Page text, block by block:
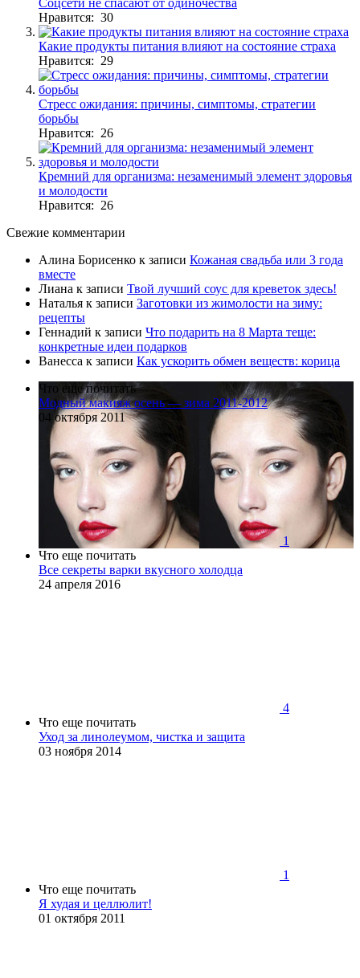
Нравится: 30
Какие продукты питания влияют на состояние страха
Нравится: 29
Стресс ожидания: причины, симптомы, стратегии
борьбы
Нравится: 26
Кремний для организма: незаменимый элемент здоровья
и молодости
Нравится: 26
Свежие комментарии
Алина Борисенко к записи Кожаная свадьба или 3 года
вместе
Лиана к записи Твой лучший соус для креветок здесь!
Наталья к записи Заготовки из жимолости на зиму:
рецепты
Геннадий к записи Что подарить на 8 Марта теще:
конкретные идеи подарков
Ванесса к записи Как ускорить обмен веществ: корица
Что еще почитать
Модный макияж осень — зима 2011-2012
04 октября 2011
1
Что еще почитать
Все секреты варки вкусного холодца
24 апреля 2016
4
Что еще почитать
Уход за линолеумом, чистка и защита
03 ноября 2014
1
Что еще почитать
Я худая и целлюлит!
01 октября 2011